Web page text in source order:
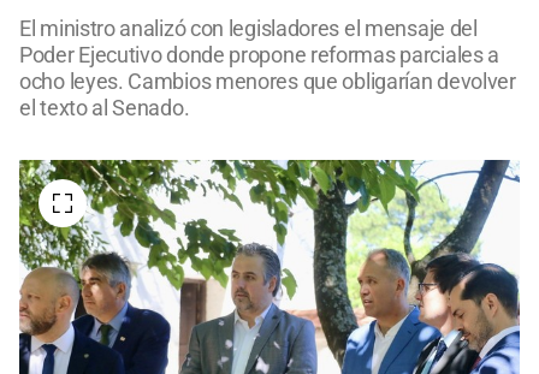
El ministro analizó con legisladores el mensaje del
Poder Ejecutivo donde propone reformas parciales a
ocho leyes. Cambios menores que obligarían devolver
el texto al Senado.